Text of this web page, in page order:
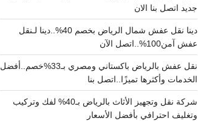
جديد اتصل بنا الان
دينا نقل عفش شمال الرياض بخصم 40%..دينا لـنقل
عفش آمن100%..اتصل الآن
نقل عفش بالرياض باكستاني ومصري بـ33%خصم..أفضل
الخدمات وأكثرها تميزًا..اتصل بنا
شركة نقل وتجهيز الأثاث بالرياض بـ40% لفك وتركيب
وتغليف احترافي بأفضل الأسعار